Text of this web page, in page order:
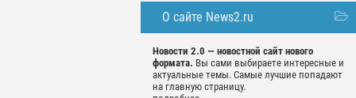
О сайте News2.ru
Новости 2.0 — новостной сайт нового
формата. Вы сами выбираете интересные и
актуальные темы. Самые лучшие попадают
на главную страницу.